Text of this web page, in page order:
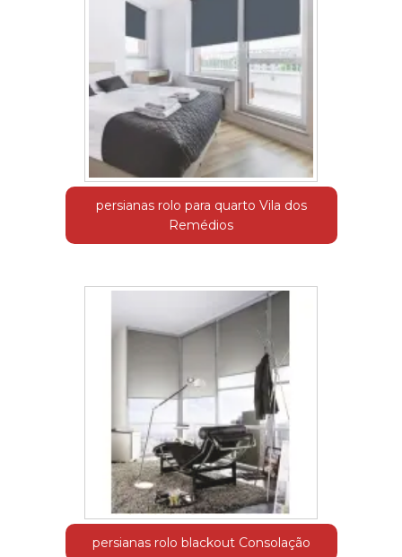
persianas rolo para quarto Vila dos
Remédios
persianas rolo blackout Consolação